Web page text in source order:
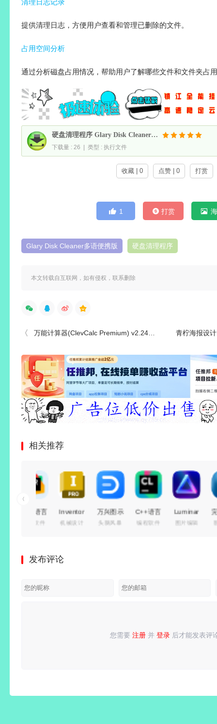
提供清理日志，方便用户查看和管理已删除的文件。
占用空间分析
通过分析磁盘占用情况，帮助用户了解哪些文件和文件夹占
硬盘清理程序 Glary Disk Cleaner v6.0.1.44 多语便携版
下载量 : 26 | 类型 : 执行文件
收藏 | 0 点赞 | 0 打赏
1 打赏
Glary Disk Cleaner多语便携版 硬盘清理程序
本文转载自互联网，如有侵权，联系删除
万能计算器(ClevCalc Premium) v2.24.12 解锁高级付费精简版 青柠海报设
相关推荐
Rust语言
集成开发
RustRover
直装激活
开发软件
Inventor
Professional(专
机械设计
万兴图示
EdrawMax
头脑风暴
C++语言
集成开发
编程软件
Luminar
Neo (照
图片编辑
发布评论
您需要 注册 并 登录 后才能发表评
请登录或 注册后再发表评论！